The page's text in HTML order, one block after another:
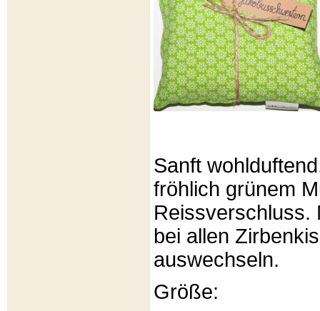
Sanft
fröhlich grünem
Reissverschluss.
bei allen
auswechseln.
Größe: